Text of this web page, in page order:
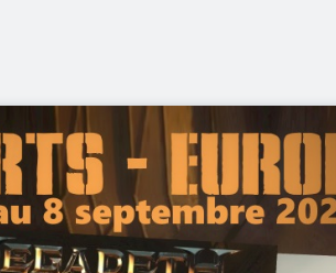
Belgique et